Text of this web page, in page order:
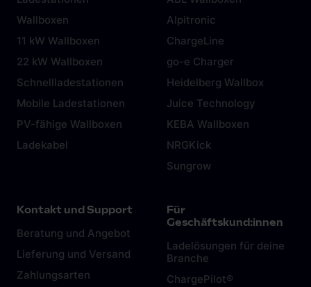
Wallboxen
11 kW Wallboxen
22 kW Wallboxen
Schnellladestationen
Mobile Ladestationen
PV-fähige Wallboxen
Ladekabel
Alpitronic
ChargeLine
go-e Charger
Heidelberg Wallbox
Juice Technology
KEBA Wallboxen
NRGKick
Sungrow
Kontakt und Support
Beratung und Angebot
Lieferung und Versand
Zahlungsarten
Für
Geschäftskund:innen
Ladelösungen für deine
Branche
ChargePilot®